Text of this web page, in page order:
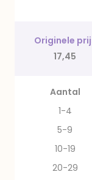
Originele
17,45
Aantal
1-4
5-9
10-19
20-29